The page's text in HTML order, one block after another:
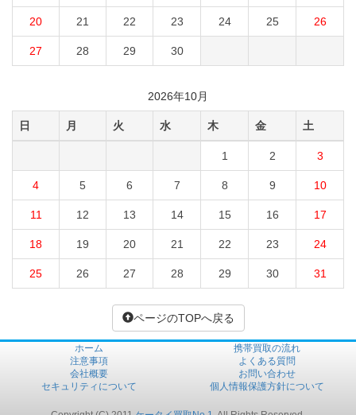
20 21 22 23 24 25 26
27 28 29 30
2026年10月
日 月 火 水 木 金 土
1 2 3
4 5 6 7 8 9 10
11 12 13 14 15 16 17
18 19 20 21 22 23 24
25 26 27 28 29 30 31
ページのTOPへ戻る
ホーム
携帯買取の流れ
注意事項
よくある質問
会社概要
お問い合わせ
セキュリティについて
個人情報保護方針について